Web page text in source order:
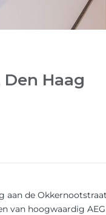
Den Haag
aan de
van hoogwaardig